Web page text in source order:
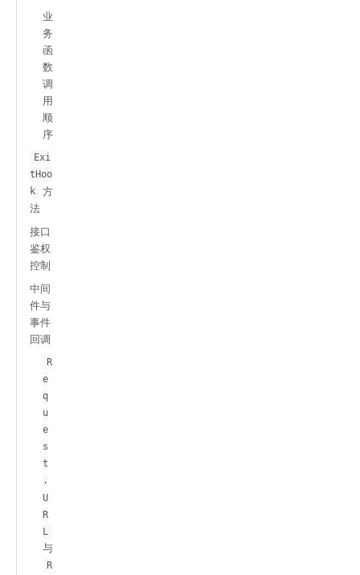
业
务
函
数
调
用
顺
序
Exi
tHoo
k
方
法
接口
鉴权
控制
中间
件与
事件
回调
R
e
q
u
e
s
t
.
U
R
L
与
R